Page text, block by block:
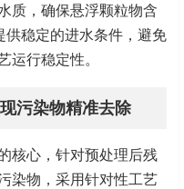
质，确保悬浮颗粒物含
供稳定的进水条件，避免
运行稳定性。
污染物精准去除
核心，针对预处理后残
染物，采用针对性工艺